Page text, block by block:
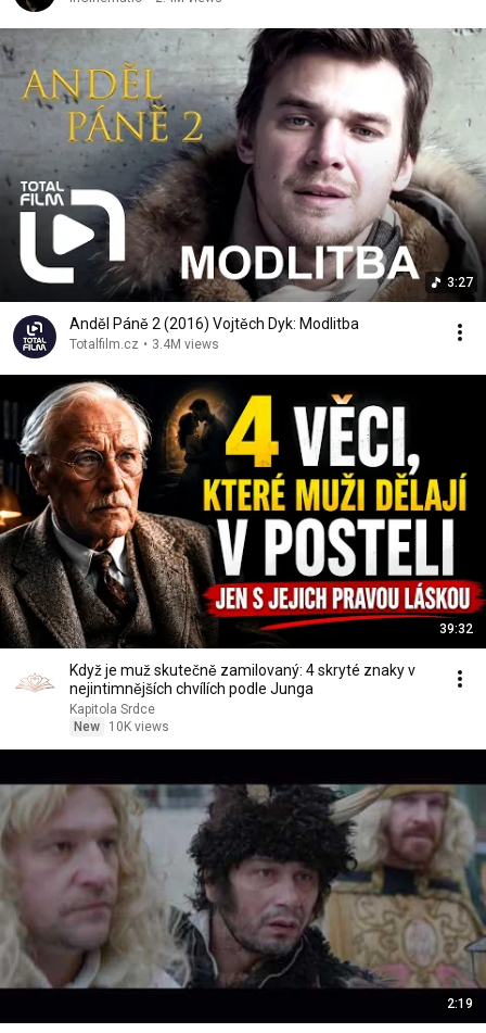
3:27
Anděl Páně 2 (2016) Vojtěch Dyk: Modlitba
Totalfilm.cz • 3.4M views
39:32
Když je muž skutečně zamilovaný: 4 skryté znaky v
nejintimnějších chvílích podle Junga
Kapitola Srdce
New
10K views
2:19